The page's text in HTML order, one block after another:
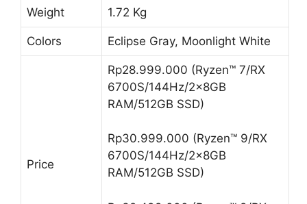
Price
Rp30.999.000 (Ryzen™ 9/RX
6700S/144Hz/2x8GB
RAM/512GB SSD)
Rp32.499.000 (Ryzen™ 9/RX
6800S/144Hz/1x16GB
2 tahun garansi global